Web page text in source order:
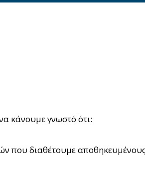
κάνουμε γνωστό ότι:
που διαθέτουμε